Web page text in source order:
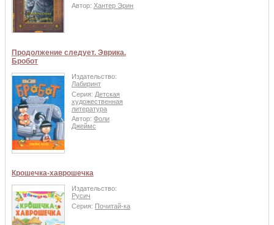
Автор: Хантер Эрин
Продолжение следует. Эврика.
Бробот
Издательство:
Лабиринт
Серия: Детская
художественная
литература
Автор: Фоли
Джеймс
Крошечка-хаврошечка
Издательство:
Русич
Серия: Почитай-ка